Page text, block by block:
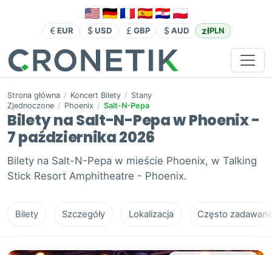
EUR USD GBP AUD złPLN
Strona główna / Koncert Bilety / Stany
Zjednoczone / Phoenix / Salt-N-Pepa
Bilety na Salt-N-Pepa w Phoenix -
7 października 2026
Bilety na Salt-N-Pepa w mieście Phoenix, w Talking
Stick Resort Amphitheatre - Phoenix.
Bilety Szczegóły Lokalizacja Często